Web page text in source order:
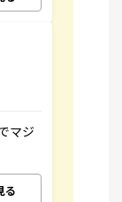
マジ
る